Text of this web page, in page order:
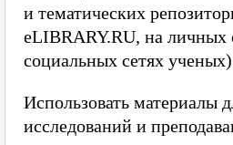
и тематических
eLIBRARY.RU, на личных
социальных сетях
Использовать материалы
исследований и